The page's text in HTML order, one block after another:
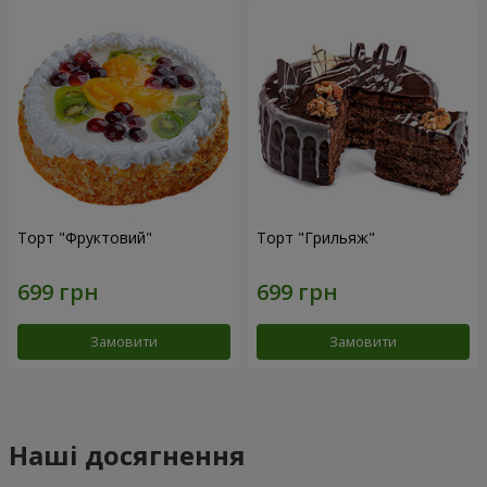
Торт "Фруктовий"
Замовити
Торт "Грильяж"
Замовити
Наші досягнення